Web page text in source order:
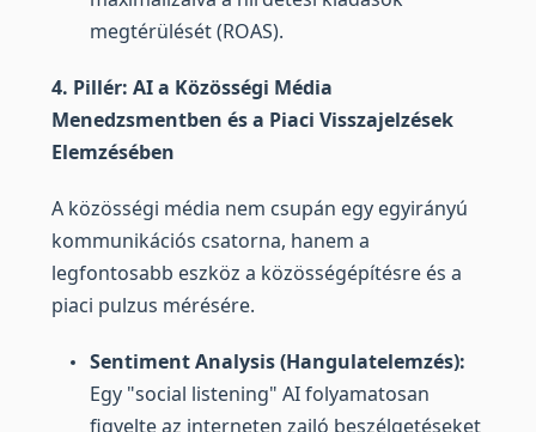
megtérülését (ROAS).
4. Pillér: AI a Közösségi Média
Menedzsmentben és a Piaci Visszajelzések
Elemzésében
A közösségi média nem csupán egy egyirányú
kommunikációs csatorna, hanem a
legfontosabb eszköz a közösségépítésre és a
piaci pulzus mérésére.
Sentiment Analysis (Hangulatelemzés):
Egy "social listening" AI folyamatosan
figyelte az interneten zajló beszélgetéseket